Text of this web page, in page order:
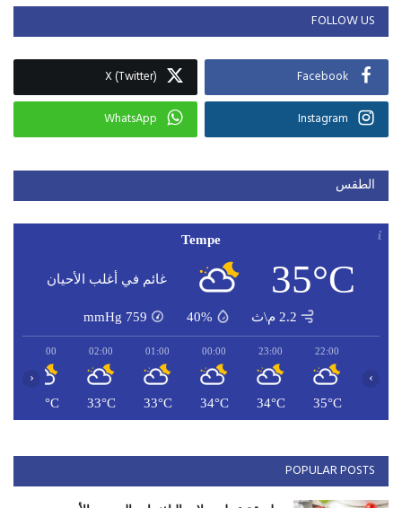
FOLLOW US
Facebook
X (Twitter)
Instagram
WhatsApp
الطقس
Tempe
35°C غائم في أغلب الأحيان
2.2 م\ث 40%
759
mmHg
22:00
35°C
23:00
34°C
00:00
34°C
01:00
33°C
02:00
33°C
03:00
32°C
‹ ›
POPULAR POSTS